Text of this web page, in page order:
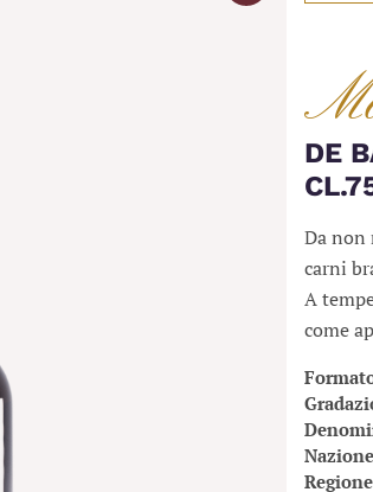
DE
Da non
carni
A
come
Nazione
Regione